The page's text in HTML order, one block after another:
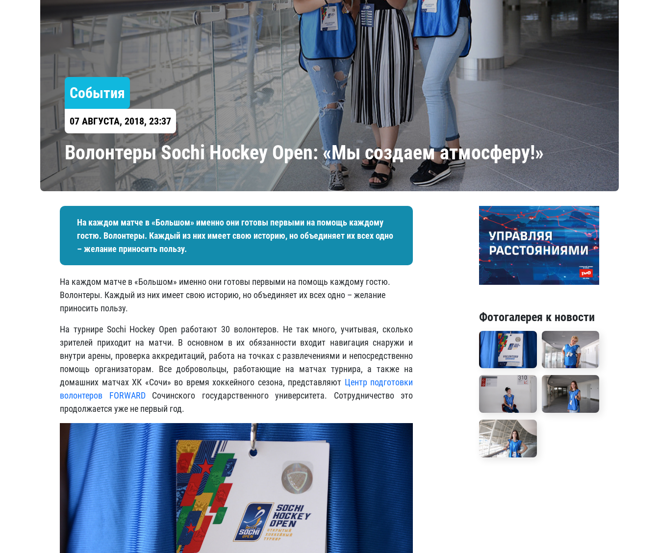
Северсталь
ЦСКА
Шанхайские Драконы
Амур
Салават Юлаев
Сибирь
События
07 АВГУСТА, 2018, 23:37
Волонтеры Sochi Hockey Open: «Мы создаем атмосферу!»
На каждом матче в «Большом» именно они готовы первыми на помощь каждому
гостю. Волонтеры. Каждый из них имеет свою историю, но объединяет их всех одно
– желание приносить пользу.
На каждом матче в «Большом» именно они готовы первыми на помощь каждому гостю.
Волонтеры. Каждый из них имеет свою историю, но объединяет их всех одно – желание
приносить пользу.
На турнире Sochi Hockey Open работают 30 волонтеров. Не так много, учитывая, сколько
зрителей приходит на матчи. В основном в их обязанности входит навигация снаружи и
внутри арены, проверка аккредитаций, работа на точках с развлечениями и непосредственно
помощь организаторам. Все добровольцы, работающие на матчах турнира, а также на
домашних матчах ХК «Сочи» во время хоккейного сезона, представляют Центр подготовки
волонтеров FORWARDСочинского государственного университета. Сотрудничество это
продолжается уже не первый год.
Фотогалерея к новости